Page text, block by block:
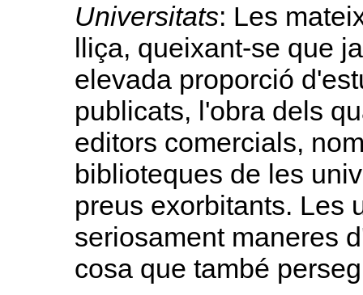
Universitats: Les
lliça, queixant-se que
elevada proporció
publicats, l'obra dels
editors comercials,
biblioteques de les
preus exorbitants. Les
seriosament maneres
cosa que també